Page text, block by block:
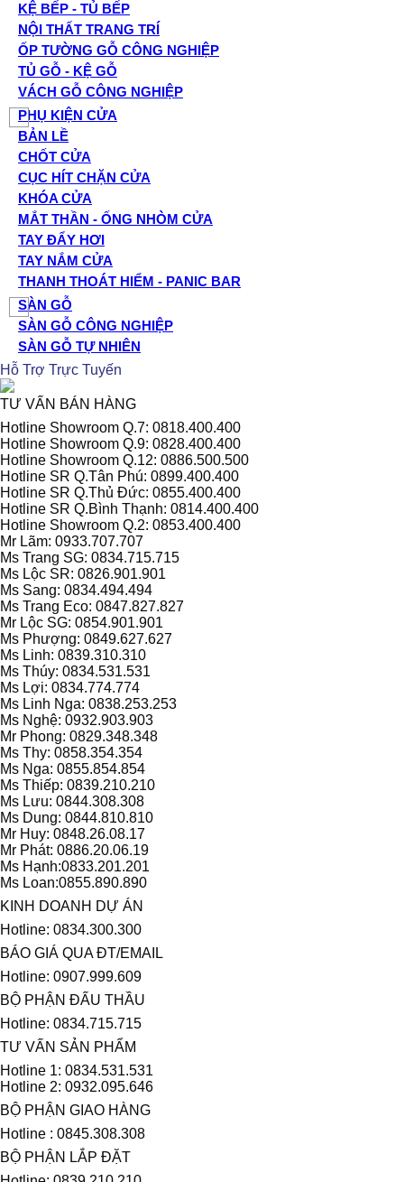
KỆ BẾP - TỦ BẾP
NỘI THẤT TRANG TRÍ
ỐP TƯỜNG GỖ CÔNG NGHIỆP
TỦ GỖ - KỆ GỖ
VÁCH GỖ CÔNG NGHIỆP
PHỤ KIỆN CỬA
BẢN LỀ
CHỐT CỬA
CỤC HÍT CHẶN CỬA
KHÓA CỬA
MẮT THẦN - ỐNG NHÒM CỬA
TAY ĐẨY HƠI
TAY NẮM CỬA
THANH THOÁT HIỂM - PANIC BAR
SÀN GỖ
SÀN GỖ CÔNG NGHIỆP
SÀN GỖ TỰ NHIÊN
Hỗ Trợ Trực Tuyến
TƯ VẤN BÁN HÀNG
Hotline Showroom Q.7: 0818.400.400
Hotline Showroom Q.9: 0828.400.400
Hotline Showroom Q.12: 0886.500.500
Hotline SR Q.Tân Phú: 0899.400.400
Hotline SR Q.Thủ Đức: 0855.400.400
Hotline SR Q.Bình Thạnh: 0814.400.400
Hotline Showroom Q.2: 0853.400.400
Mr Lãm: 0933.707.707
Ms Trang SG: 0834.715.715
Ms Lộc SR: 0826.901.901
Ms Sang: 0834.494.494
Ms Trang Eco: 0847.827.827
Mr Lộc SG: 0854.901.901
Ms Phượng: 0849.627.627
Ms Linh: 0839.310.310
Ms Thúy: 0834.531.531
Ms Lợi: 0834.774.774
Ms Linh Nga: 0838.253.253
Ms Nghệ: 0932.903.903
Mr Phong: 0829.348.348
Ms Thy: 0858.354.354
Ms Nga: 0855.854.854
Ms Thiếp: 0839.210.210
Ms Lưu: 0844.308.308
Ms Dung: 0844.810.810
Mr Huy: 0848.26.08.17
Mr Phát: 0886.20.06.19
Ms Hạnh:0833.201.201
Ms Loan:0855.890.890
KINH DOANH DỰ ÁN
Hotline: 0834.300.300
BÁO GIÁ QUA ĐT/EMAIL
Hotline: 0907.999.609
BỘ PHẬN ĐẤU THẦU
Hotline: 0834.715.715
TƯ VẤN SẢN PHẨM
Hotline 1: 0834.531.531
Hotline 2: 0932.095.646
BỘ PHẬN GIAO HÀNG
Hotline : 0845.308.308
BỘ PHẬN LẮP ĐẶT